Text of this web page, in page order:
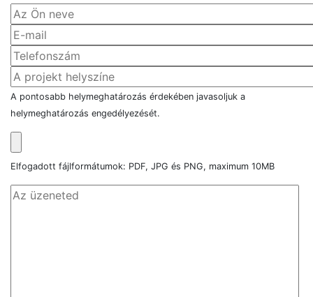
A pontosabb helymeghatározás érdekében javasoljuk a
helymeghatározás engedélyezését.
Elfogadott fájlformátumok: PDF, JPG és PNG, maximum 10MB